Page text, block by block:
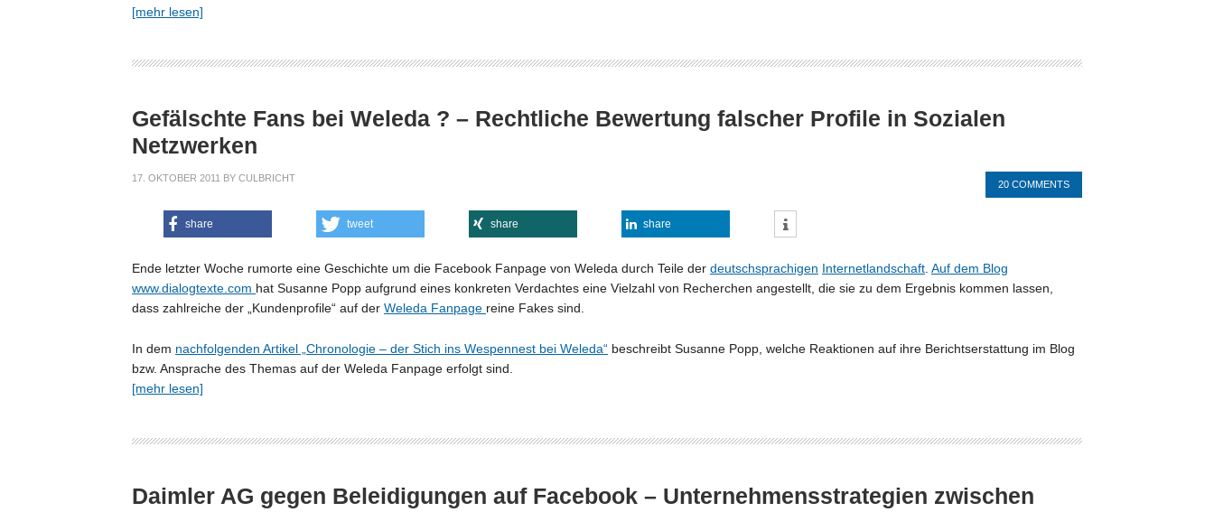
[mehr lesen]
Gefälschte Fans bei Weleda ? – Rechtliche Bewertung falscher Profile in Sozialen
Netzwerken
17. OKTOBER 2011 BY CULBRICHT
20 COMMENTS
share tweet share share
Ende letzter Woche rumorte eine Geschichte um die Facebook Fanpage von Weleda durch Teile der deutschsprachigen Internetlandschaft Auf dem Blog
www.dialogtexte.com hat Susanne Popp aufgrund eines konkreten Verdachtes eine Vielzahl von Recherchen angestellt, die sie zu dem Ergebnis kommen lassen,
dass zahlreiche der „Kundenprofile“ auf der Weleda Fanpage reine Fakes sind.
In dem nachfolgenden Artikel „Chronologie – der Stich ins Wespennest bei Weleda“ beschreibt Susanne Popp, welche Reaktionen auf ihre Berichtserstattung im Blog
bzw. Ansprache des Themas auf der Weleda Fanpage erfolgt sind.
[mehr lesen]
Daimler AG gegen Beleidigungen auf Facebook – Unternehmensstrategien zwischen